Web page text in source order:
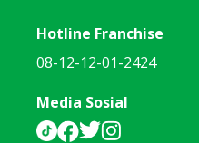
Hotline Franchise
08-12-12-01-2424
Media Sosial